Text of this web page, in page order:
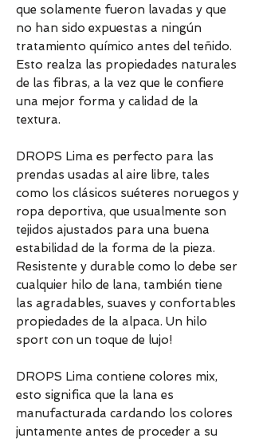
que solamente fueron lavadas y que
no han sido expuestas a ningún
tratamiento químico antes del teñido.
Esto realza las propiedades naturales
de las fibras, a la vez que le confiere
una mejor forma y calidad de la
textura.
DROPS Lima es perfecto para las
prendas usadas al aire libre, tales
como los clásicos suéteres noruegos y
ropa deportiva, que usualmente son
tejidos ajustados para una buena
estabilidad de la forma de la pieza.
Resistente y durable como lo debe ser
cualquier hilo de lana, también tiene
las agradables, suaves y confortables
propiedades de la alpaca. Un hilo
sport con un toque de lujo!
DROPS Lima contiene colores mix,
esto significa que la lana es
manufacturada cardando los colores
juntamente antes de proceder a su